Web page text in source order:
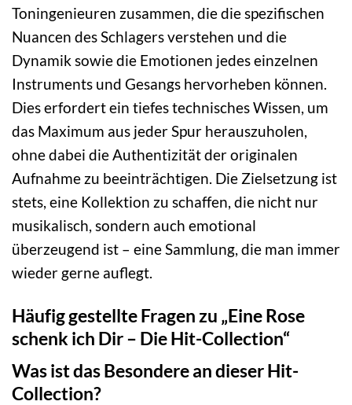
Toningenieuren zusammen, die die spezifischen
Nuancen des Schlagers verstehen und die
Dynamik sowie die Emotionen jedes einzelnen
Instruments und Gesangs hervorheben können.
Dies erfordert ein tiefes technisches Wissen, um
das Maximum aus jeder Spur herauszuholen,
ohne dabei die Authentizität der originalen
Aufnahme zu beeinträchtigen. Die Zielsetzung ist
stets, eine Kollektion zu schaffen, die nicht nur
musikalisch, sondern auch emotional
überzeugend ist – eine Sammlung, die man immer
wieder gerne auflegt.
Häufig gestellte Fragen zu „Eine Rose
schenk ich Dir – Die Hit-Collection“
Was ist das Besondere an dieser Hit-
Collection?